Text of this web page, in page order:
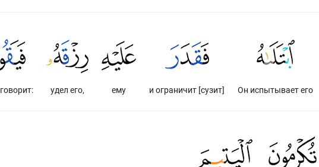
Он испытывает его
и ограничит [сузит]
ему
удел его,